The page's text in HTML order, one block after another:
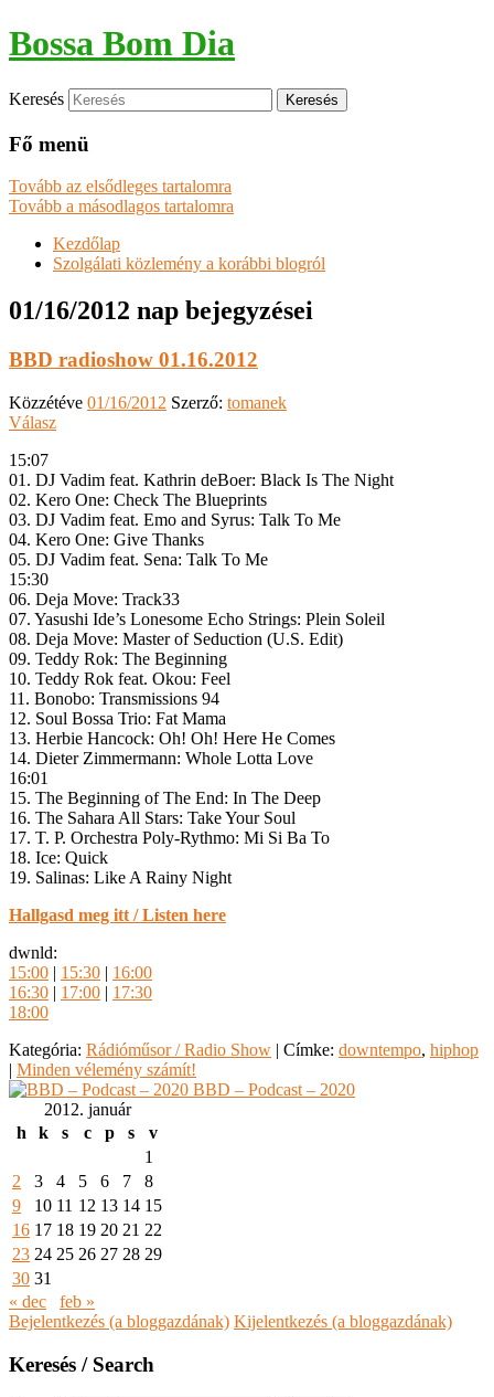
Bossa Bom Dia
Keresés
Fő menü
Tovább az elsődleges tartalomra
Tovább a másodlagos tartalomra
Kezdőlap
Szolgálati közlemény a korábbi blogról
01/16/2012 nap bejegyzései
BBD radioshow 01.16.2012
Közzétéve 01/16/2012 Szerző: tomanek
Válasz
15:07
01. DJ Vadim feat. Kathrin deBoer: Black Is The Night
02. Kero One: Check The Blueprints
03. DJ Vadim feat. Emo and Syrus: Talk To Me
04. Kero One: Give Thanks
05. DJ Vadim feat. Sena: Talk To Me
15:30
06. Deja Move: Track33
07. Yasushi Ide’s Lonesome Echo Strings: Plein Soleil
08. Deja Move: Master of Seduction (U.S. Edit)
09. Teddy Rok: The Beginning
10. Teddy Rok feat. Okou: Feel
11. Bonobo: Transmissions 94
12. Soul Bossa Trio: Fat Mama
13. Herbie Hancock: Oh! Oh! Here He Comes
14. Dieter Zimmermann: Whole Lotta Love
16:01
15. The Beginning of The End: In The Deep
16. The Sahara All Stars: Take Your Soul
17. T. P. Orchestra Poly-Rythmo: Mi Si Ba To
18. Ice: Quick
19. Salinas: Like A Rainy Night
Hallgasd meg itt / Listen here
dwnld:
15:00 | 15:30 | 16:00
16:30 | 17:00 | 17:30
18:00
Kategória: Rádióműsor / Radio Show | Címke: downtempo, hiphop
| Minden vélemény számít!
BBD – Podcast – 2020
2012. január
h
k s c p s
v
1
2
3 4 5 6 7
8
9
10 11 12 13 14 15
16 17 18 19 20 21 22
23 24 25 26 27 28 29
30 31
« dec
feb »
Bejelentkezés (a bloggazdának) Kijelentkezés (a bloggazdának)
Keresés / Search